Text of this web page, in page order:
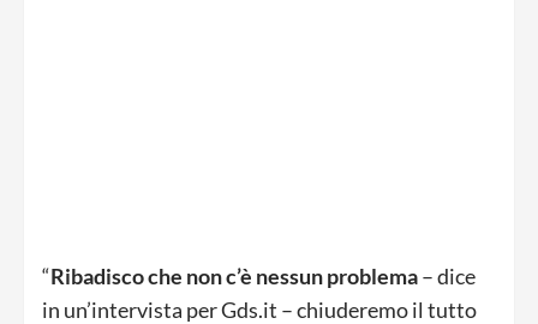
“Ribadisco che non c’è nessun problema– dice
in un’intervista per Gds.it – chiuderemo il tutto